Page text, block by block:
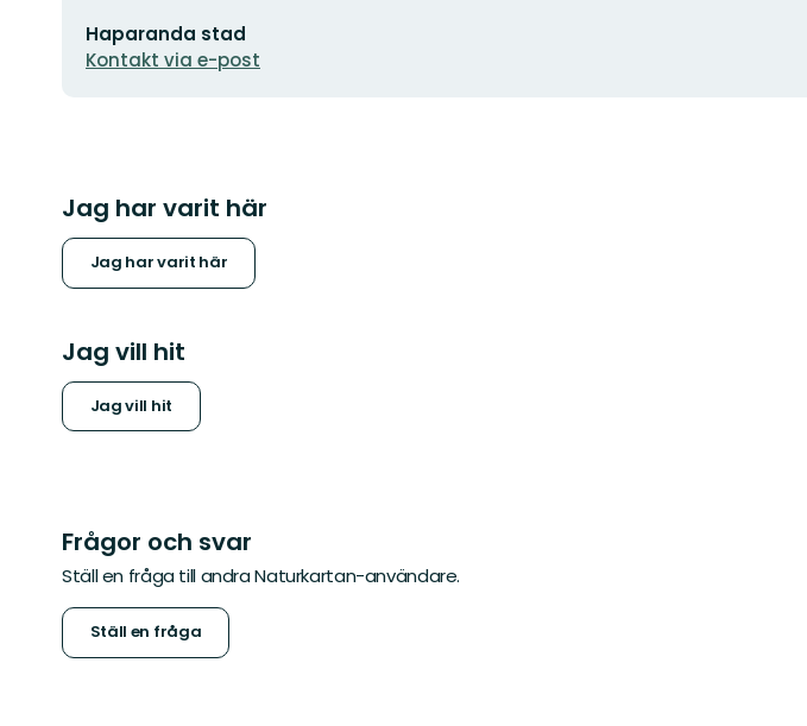
E-
postadress
Haparanda stad
Kontakt via e-post
Jag har varit här
Jag har varit här
Jag vill hit
Jag vill hit
Frågor och svar
Ställ en fråga till andra Naturkartan-användare.
Ställ en fråga